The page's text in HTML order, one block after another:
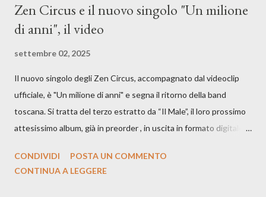
Zen Circus e il nuovo singolo "Un milione
di anni", il video
settembre 02, 2025
Il nuovo singolo degli Zen Circus, accompagnato dal videoclip
ufficiale, è "Un milione di anni" e segna il ritorno della band
toscana. Si tratta del terzo estratto da “Il Male”, il loro prossimo
attesissimo album, già in preorder , in uscita in formato digitale il
Records. GUARDA IL VIDEO: CREDITI Produced by A71
CONDIVIDI
POSTA UN COMMENTO
CONTINUA A LEGGERE